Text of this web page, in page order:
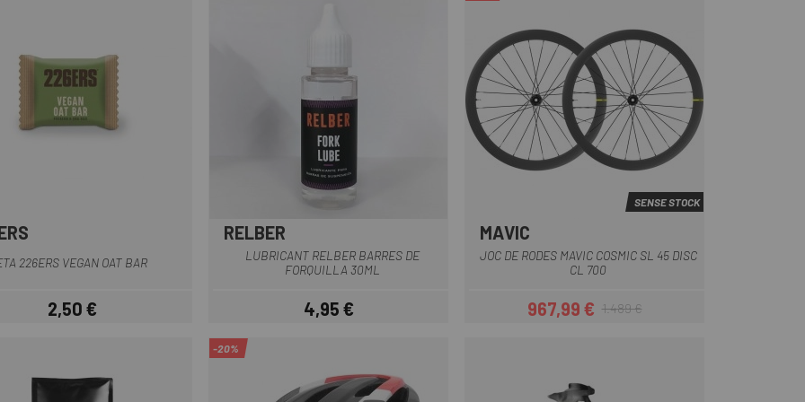
226ERS VEGAN OAT BAR
Preu
2,50 €
RELBER
LUBRICANT RELBER BARRES DE
FORQUILLA 30ML
Preu
4,95 €
SENSE STOCK
MAVIC
JOC DE RODES MAVIC COSMIC SL 45 DISC
CL 700
Preu
967,99 €Preu regular
1.489 €
-20%